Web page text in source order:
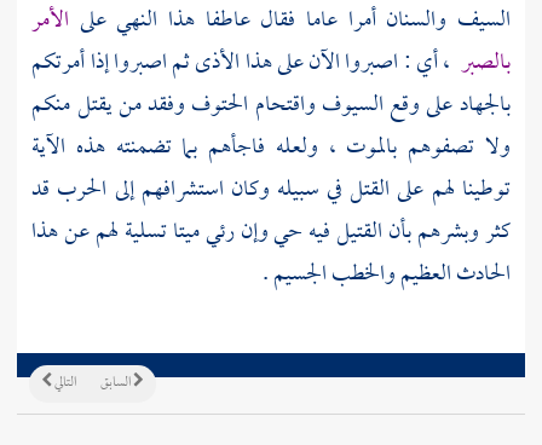
السيف والسنان أمرا عاما فقال عاطفا هذا النهي على الأمر
بالصبر ، أي : اصبروا الآن على هذا الأذى ثم اصبروا إذا أمرتكم
بالجهاد على وقع السيوف واقتحام الحتوف وفقد من يقتل منكم
ولا تصفوهم بالموت ، ولعله فاجأهم بما تضمنته هذه الآية
توطينا لهم على القتل في سبيله وكان استشرافهم إلى الحرب قد
كثر وبشرهم بأن القتيل فيه حي وإن رئي ميتا تسلية لهم عن هذا
الحادث العظيم والخطب الجسيم .
التالي السابق